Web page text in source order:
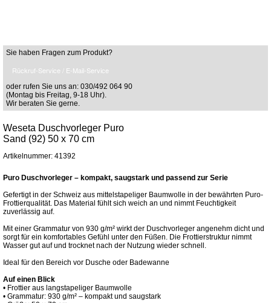
Sie haben Fragen zum Produkt?
Rückruf-Service / E-Mail-Service
oder rufen Sie uns an: 030/492 064 90
(Montag bis Freitag, 9-18 Uhr).
Wir beraten Sie gerne.
Weseta Duschvorleger Puro
Sand (92) 50 x 70 cm
Artikelnummer: 41392
Puro Duschvorleger – kompakt, saugstark und passend zur Serie
Gefertigt in der Schweiz aus mittelstapeliger Baumwolle in der bewährten Puro-
Frottierqualität. Das Material fühlt sich weich an und nimmt Feuchtigkeit
zuverlässig auf.
Mit einer Grammatur von 930 g/m² wirkt der Duschvorleger angenehm dicht und
sorgt für ein komfortables Gefühl unter den Füßen. Die Frottierstruktur nimmt
Wasser gut auf und trocknet nach der Nutzung wieder schnell.
Ideal für den Bereich vor Dusche oder Badewanne
Auf einen Blick
• Frottier aus langstapeliger Baumwolle
• Grammatur: 930 g/m² – kompakt und saugstark